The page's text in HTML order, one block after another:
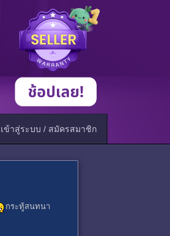
เข้าสู่ระบบ / สมัครสมาชิก
กระทู้สนทนา